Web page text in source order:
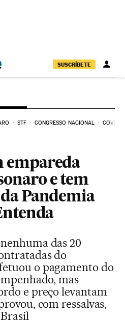
SUSCRÍBETE
STF CONGRESSO NACIONAL COVID-
empareda
e tem
Pandemia
das 20
do
o pagamento do
mas
e preço levantam
com ressalvas,